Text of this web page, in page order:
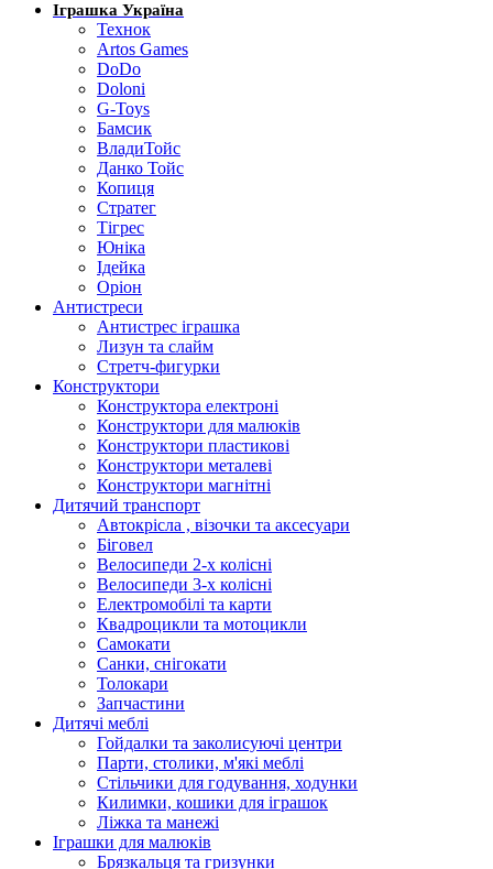
Іграшка Україна
Технок
Artos Games
DoDo
Doloni
G-Toys
Бамсик
ВладиТойс
Данко Тойс
Копиця
Стратег
Тігрес
Юніка
Ідейка
Оріон
Антистреси
Антистрес іграшка
Лизун та слайм
Стретч-фигурки
Конструктори
Конструктора електроні
Конструктори для малюків
Конструктори пластикові
Конструктори металеві
Конструктори магнітні
Дитячий транспорт
Автокрісла , візочки та аксесуари
Біговел
Велосипеди 2-х колісні
Велосипеди 3-х колісні
Електромобілі та карти
Квадроцикли та мотоцикли
Самокати
Санки, снігокати
Толокари
Запчастини
Дитячі меблі
Гойдалки та заколисуючі центри
Парти, столики, м'які меблі
Стільчики для годування, ходунки
Килимки, кошики для іграшок
Ліжка та манежі
Іграшки для малюків
Брязкальця та гризунки